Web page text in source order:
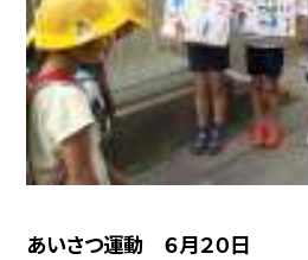
あいさつ運動 ６月２０日